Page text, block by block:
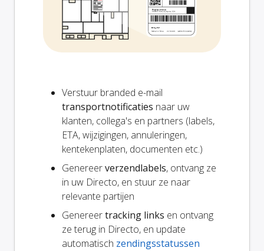
Verstuur branded e-mail
transportnotificaties naar uw
klanten, collega's en partners (labels,
ETA, wijzigingen, annuleringen,
kentekenplaten, documenten etc.)
Genereerverzendlabels, ontvang ze
in uw Directo, en stuur ze naar
relevante partijen
Genereertracking links en ontvang
ze terug in Directo, en update
automatisch zendingsstatussen